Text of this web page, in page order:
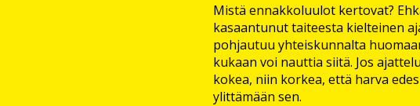
Mistä ennakkoluulot kertovat?
kasaantunut taiteesta kielteinen
pohjautuu yhteiskunnalta
kukaan voi nauttia siitä. Jos
kokea, niin korkea, että harva
ylittämään sen.